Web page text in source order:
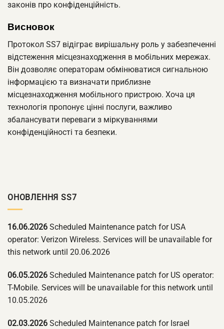
законів про конфіденційність.
Висновок
Протокол SS7 відіграє вирішальну роль у забезпеченні
відстеження місцезнаходження в мобільних мережах.
Він дозволяє операторам обмінюватися сигнальною
інформацією та визначати приблизне
місцезнаходження мобільного пристрою. Хоча ця
технологія пропонує цінні послуги, важливо
збалансувати переваги з міркуваннями
конфіденційності та безпеки.
ОНОВЛЕННЯ SS7
16.06.2026 Scheduled Maintenance patch for USA
operator: Verizon Wireless. Services will be unavailable for
this network until 20.06.2026
06.05.2026 Scheduled Maintenance patch for US operator:
T-Mobile. Services will be unavailable for this network until
10.05.2026
02.03.2026 Scheduled Maintenance patch for Israel